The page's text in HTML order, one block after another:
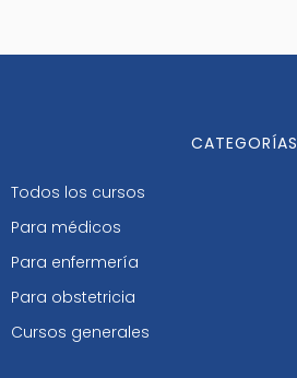
CATEGORÍAS
Todos los cursos
Para médicos
Para enfermería
Para obstetricia
Cursos generales